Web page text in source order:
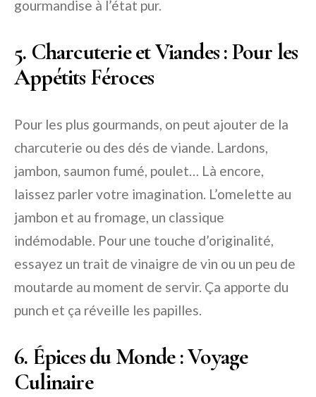
gourmandise à l’état pur.
5. Charcuterie et Viandes : Pour les
Appétits Féroces
Pour les plus gourmands, on peut ajouter de la
charcuterie ou des dés de viande. Lardons,
jambon, saumon fumé, poulet… Là encore,
laissez parler votre imagination. L’omelette au
jambon et au fromage, un classique
indémodable. Pour une touche d’originalité,
essayez un trait de vinaigre de vin ou un peu de
moutarde au moment de servir. Ça apporte du
punch et ça réveille les papilles.
6. Épices du Monde : Voyage
Culinaire